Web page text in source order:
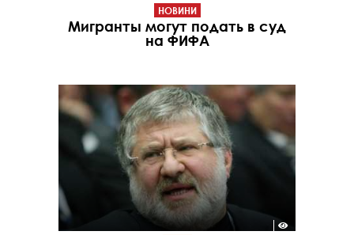
НОВИНИ
Мигранты могут подать в суд
на ФИФА